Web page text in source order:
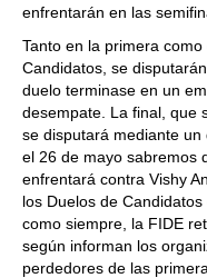
enfrentarán en las
Tanto en la primera
Candidatos, se
duelo terminase en un
desempate. La final, que
se disputará mediante un
el 26 de mayo sabremos
enfrentará contra Vishy
los Duelos de
como siempre, la FIDE
según informan los
perdedores de las